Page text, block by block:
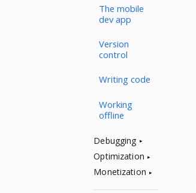
The mobile
dev app
Version
control
Writing code
Working
offline
Debugging
Optimization
Monetization